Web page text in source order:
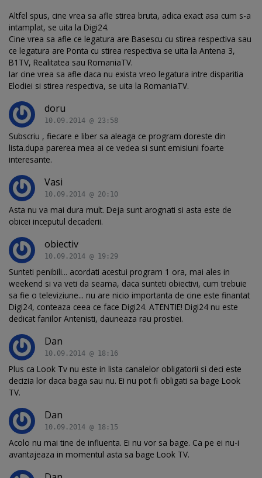
Altfel spus, cine vrea sa afle stirea bruta, adica exact asa cum s-a
intamplat, se uita la Digi24.
Cine vrea sa afle ce legatura are Basescu cu stirea respectiva sau
ce legatura are Ponta cu stirea respectiva se uita la Antena 3,
B1TV, Realitatea sau RomaniaTV.
Iar cine vrea sa afle daca nu exista vreo legatura intre disparitia
Elodiei si stirea respectiva, se uita la RomaniaTV.
doru
10.09.2014 @ 23:58
Subscriu , fiecare e liber sa aleaga ce program doreste din
lista.dupa parerea mea ai ce vedea si sunt emisiuni foarte
interesante.
Vasi
10.09.2014 @ 20:10
Asta nu va mai dura mult. Deja sunt arognati si asta este de
obicei inceputul decaderii.
obiectiv
10.09.2014 @ 19:29
Sunteti penibili... acordati acestui program 1 ora, mai ales in
weekend si va veti da seama, daca sunteti obiectivi, cum trebuie
sa fie o televiziune... nu are nicio importanta de cine este finantat
Digi24, conteaza ceea ce face Digi24. ATENTIE! Digi24 nu este
dedicat fanilor Antenisti, dauneaza rau prostiei.
Dan
10.09.2014 @ 18:16
Plus ca Look Tv nu este in lista canalelor obligatorii si deci este
decizia lor daca baga sau nu. Ei nu pot fi obligati sa bage Look
TV.
Dan
10.09.2014 @ 18:15
Acolo nu mai tine de influenta. Ei nu vor sa bage. Ca pe ei nu-i
avantajeaza in momentul asta sa bage Look TV.